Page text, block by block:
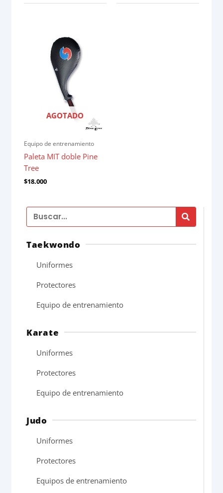
Search
Taekwondo
Uniformes
Protectores
Equipo de entrenamiento
Karate
Uniformes
Protectores
Equipo de entrenamiento
Judo
Uniformes
Protectores
Equipos de entrenamiento
AGOTADO
Equipo de entrenamiento
Paleta MIT doble Pine
Tree
$18.000